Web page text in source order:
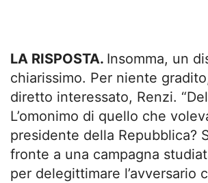
LA RISPOSTA. Insomma, un
chiarissimo. Per niente
diretto interessato, Renzi.
L’omonimo di quello che
presidente della Repubblica?
fronte a una campagna
per delegittimare l’avversario